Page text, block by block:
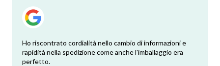
Ho riscontrato cordialità nello cambio di informazioni e
rapidità nella spedizione come anche l'imballaggio era
perfetto.